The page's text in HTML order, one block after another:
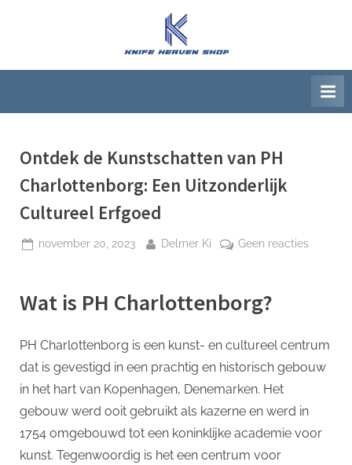
K
n
f
H
e
h
p
Ontdek de Kunstschatten van PH
Charlottenborg: Een Uitzonderlijk
Cultureel Erfgoed
Geplaatst
november 20, 2023 Door
Delmer Ki Geen reactiesop
Een
Wat is PH Charlottenborg?
PH Charlottenborg is een kunst- en cultureel centrum
dat is gevestigd in een prachtig en historisch gebouw
in het hart van Kopenhagen, Denemarken. Het
gebouw werd ooit gebruikt als kazerne en werd in
1754 omgebouwd tot een koninklijke academie voor
kunst. Tegenwoordig is het een centrum voor